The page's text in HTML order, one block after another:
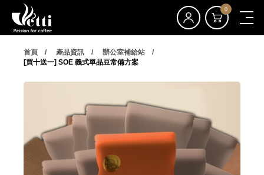
0
首頁 產品資訊
辦公室補給站
[買十送一] SOE 義式單品豆常備方案